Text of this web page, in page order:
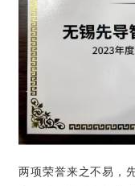
两项荣誉来之不易，